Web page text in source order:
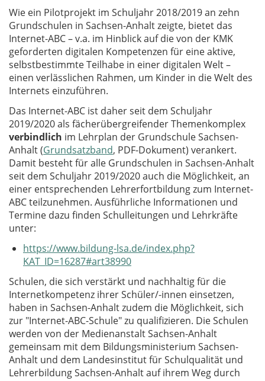
Wie ein Pilotprojekt im Schuljahr 2018/2019 an zehn
Grundschulen in Sachsen-Anhalt zeigte, bietet das
Internet-ABC – v.a. im Hinblick auf die von der KMK
geforderten digitalen Kompetenzen für eine aktive,
selbstbestimmte Teilhabe in einer digitalen Welt –
einen verlässlichen Rahmen, um Kinder in die Welt des
Internets einzuführen.
Das Internet-ABC ist daher seit dem Schuljahr
2019/2020 als fächerübergreifender Themenkomplex
verbindlich im Lehrplan der Grundschule Sachsen-
Anhalt (Grundsatzband, PDF-Dokument) verankert.
Damit besteht für alle Grundschulen in Sachsen-Anhalt
seit dem Schuljahr 2019/2020 auch die Möglichkeit, an
einer entsprechenden Lehrerfortbildung zum Internet-
ABC teilzunehmen. Ausführliche Informationen und
Termine dazu finden Schulleitungen und Lehrkräfte
unter:
https://www.bildung-lsa.de/index.php?
KAT_ID=16287#art38990
Schulen, die sich verstärkt und nachhaltig für die
Internetkompetenz ihrer Schüler/-innen einsetzen,
haben in Sachsen-Anhalt zudem die Möglichkeit, sich
zur "Internet-ABC-Schule" zu qualifizieren. Die Schulen
werden von der Medienanstalt Sachsen-Anhalt
gemeinsam mit dem Bildungsministerium Sachsen-
Anhalt und dem Landesinstitut für Schulqualität und
Lehrerbildung Sachsen-Anhalt auf ihrem Weg durch